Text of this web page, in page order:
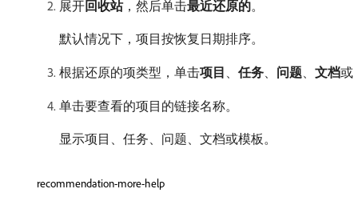
展开​回收站，然后单击​最近还原的。
默认情况下，项目按恢复日期排序。
根据还原的项类型，单击​项目 、 任务、 问题、 文档​或​
单击要查看的项目的链接名称。
显示项目、任务、问题、文档或模板。
recommendation-more-help